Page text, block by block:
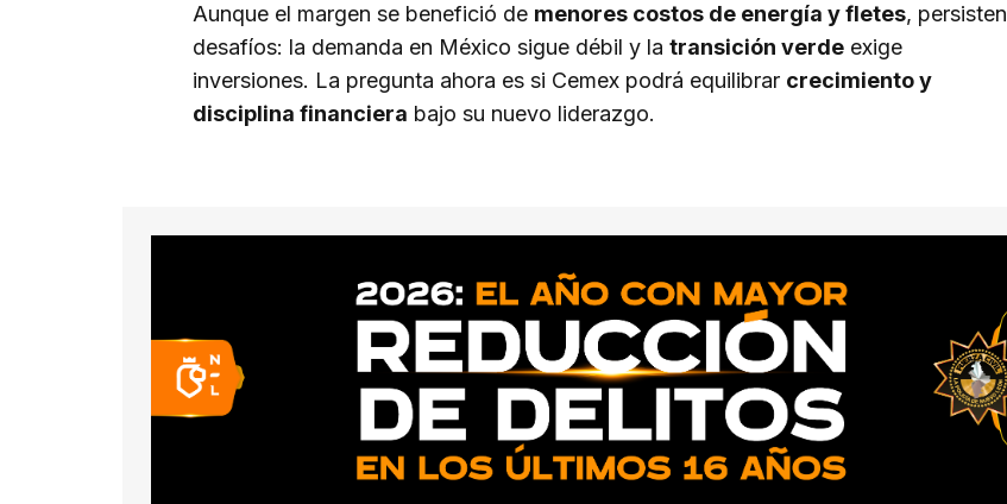
Aunque el margen se benefició de menores costos de energía y fletes, persisten
desafíos: la demanda en México sigue débil y la transición verde exige
inversiones. La pregunta ahora es si Cemex podrá equilibrar crecimiento y
disciplina financiera bajo su nuevo liderazgo.